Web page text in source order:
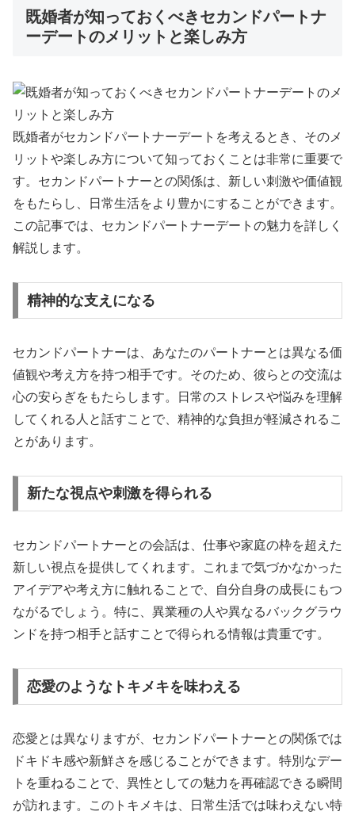
既婚者が知っておくべきセカンドパートナ
ーデートのメリットと楽しみ方
既婚者がセカンドパートナーデートを考えるとき、そのメ
リットや楽しみ方について知っておくことは非常に重要で
す。セカンドパートナーとの関係は、新しい刺激や価値観
をもたらし、日常生活をより豊かにすることができます。
この記事では、セカンドパートナーデートの魅力を詳しく
解説します。
精神的な支えになる
セカンドパートナーは、あなたのパートナーとは異なる価
値観や考え方を持つ相手です。そのため、彼らとの交流は
心の安らぎをもたらします。日常のストレスや悩みを理解
してくれる人と話すことで、精神的な負担が軽減されるこ
とがあります。
新たな視点や刺激を得られる
セカンドパートナーとの会話は、仕事や家庭の枠を超えた
新しい視点を提供してくれます。これまで気づかなかった
アイデアや考え方に触れることで、自分自身の成長にもつ
ながるでしょう。特に、異業種の人や異なるバックグラウ
ンドを持つ相手と話すことで得られる情報は貴重です。
恋愛のようなトキメキを味わえる
恋愛とは異なりますが、セカンドパートナーとの関係では
ドキドキ感や新鮮さを感じることができます。特別なデー
トを重ねることで、異性としての魅力を再確認できる瞬間
が訪れます。このトキメキは、日常生活では味わえない特